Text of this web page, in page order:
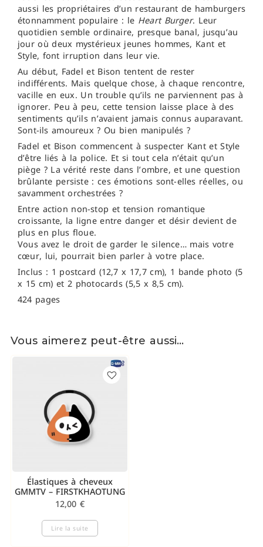
aussi les propriétaires d’un restaurant de hamburgers
étonnamment populaire : le Heart Burger. Leur
quotidien semble ordinaire, presque banal, jusqu’au
jour où deux mystérieux jeunes hommes, Kant et
Style, font irruption dans leur vie.
Au début, Fadel et Bison tentent de rester
indifférents. Mais quelque chose, à chaque rencontre,
vacille en eux. Un trouble qu’ils ne parviennent pas à
ignorer. Peu à peu, cette tension laisse place à des
sentiments qu’ils n’avaient jamais connus auparavant.
Sont-ils amoureux ? Ou bien manipulés ?
Fadel et Bison commencent à suspecter Kant et Style
d’être liés à la police. Et si tout cela n’était qu’un
piège ? La vérité reste dans l’ombre, et une question
brûlante persiste : ces émotions sont-elles réelles, ou
savamment orchestrées ?
Entre action non-stop et tension romantique
croissante, la ligne entre danger et désir devient de
plus en plus floue.
Vous avez le droit de garder le silence… mais votre
cœur, lui, pourrait bien parler à votre place.
Inclus : 1 postcard (12,7 x 17,7 cm), 1 bande photo (5
x 15 cm) et 2 photocards (5,5 x 8,5 cm).
424 pages
Vous aimerez peut-être aussi…
Élastiques à cheveux
GMMTV – FIRSTKHAOTUNG
12,00 €
Lire la suite